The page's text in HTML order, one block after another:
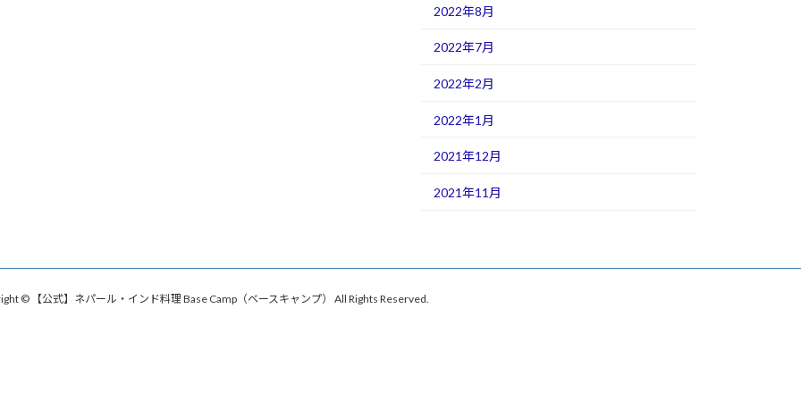
2022年8月
2022年7月
2022年2月
2022年1月
2021年12月
2021年11月
© 【公式】ネパール・インド料理 Base Camp（ベースキャンプ） All Rights Reserved.